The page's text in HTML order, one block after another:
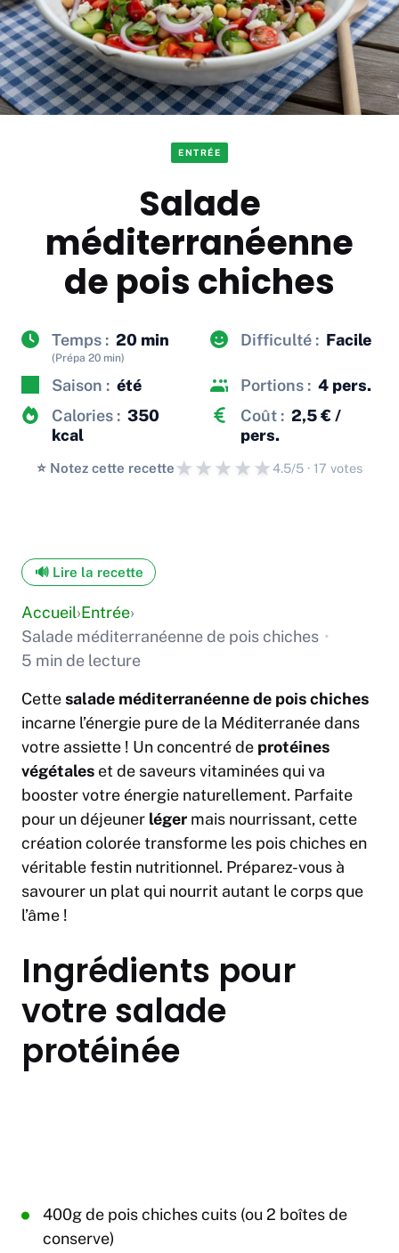
ENTRÉE
Salade
méditerranéenne
de pois chiches
Temps : 20 min
(Prépa 20 min)
Difficulté : Facile
Saison : été Portions : 4 pers.
Calories : 350
kcal
Coût : 2,5 € /
pers.
⭐️ Notez cette recette★★★★★4.5/5 · 17 votes
🔊 Lire la recette
Accueil›Entrée›
Salade méditerranéenne de pois chiches •
5 min de lecture
Cettesalade méditerranéenne de pois chiches
incarne l’énergie pure de la Méditerranée dans
votre assiette ! Un concentré de protéines
végétales et de saveurs vitaminées qui va
booster votre énergie naturellement. Parfaite
pour un déjeuner léger mais nourrissant, cette
création colorée transforme les pois chiches en
véritable festin nutritionnel. Préparez-vous à
savourer un plat qui nourrit autant le corps que
l’âme !
Ingrédients pour
votre salade
protéinée
400g de pois chiches cuits (ou 2 boîtes de
conserve)